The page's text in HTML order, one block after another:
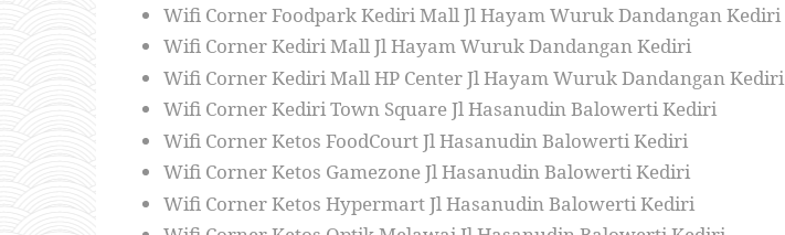
Wifi Corner Foodpark Kediri Mall Jl Hayam Wuruk Dandangan Kediri
Wifi Corner Kediri Mall Jl Hayam Wuruk Dandangan Kediri
Wifi Corner Kediri Mall HP Center Jl Hayam Wuruk Dandangan Kediri
Wifi Corner Kediri Town Square Jl Hasanudin Balowerti Kediri
Wifi Corner Ketos FoodCourt Jl Hasanudin Balowerti Kediri
Wifi Corner Ketos Gamezone Jl Hasanudin Balowerti Kediri
Wifi Corner Ketos Hypermart Jl Hasanudin Balowerti Kediri